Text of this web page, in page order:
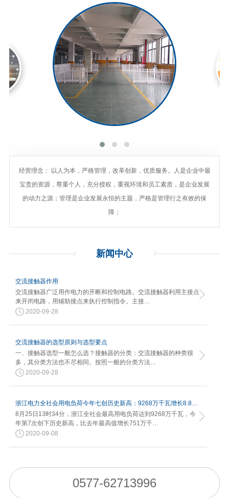
经营理念： 以人为本，严格管理，改革创新，优质服务。人是企业中最
宝贵的资源，尊重个人，充分授权，重视环境和员工素质，是企业发展
的动力之源；管理是企业发展永恒的主题，严格是管理行之有效的保
障；
新闻 中心
交流接触器作用
交流接触器广泛用作电力的开断和控制电路。交流接触器利用主接点
来开闭电路，用辅助接点来执行控制指令。主接…
2020-09-28
交流接触器的选型原则与选型要点
一、接触器选型一般怎么选？接触器的分类：交流接触器的种类很
多，其分类方法也不尽相同。按照一般的分类方法…
2020-09-28
浙江电力全社会用电负荷今年七创历史新高：9268万千瓦增长8.82%
8月25日13时34分，浙江全社会最高用电负荷达到9268万千瓦，今
年第7次创下历史新高，比去年最高值增长751万千…
2020-09-08
0577-62713996